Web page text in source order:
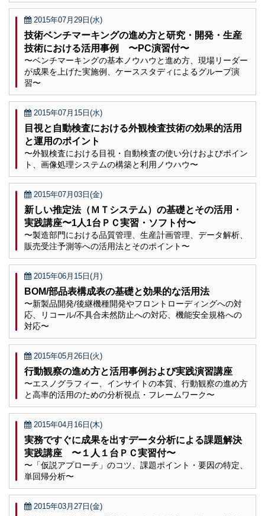
2015年07月29日(水)
技術ベンチマーキングの進め方と研究・開発・生産
技術における活用事例 〜PC演習付〜
〜ベンチマーキングの基本ノウハウと進め方、現場リーダー
が成果を上げた実施例、ケーススタディによるグループ演
習〜
2015年07月15日(水)
目視と自動検査における外観検査技術の効果的活用
と運用のポイント
〜外観検査における目視・自動検査の使い分けおよびポイン
ト、画像処理システムの構築と利用ノウハウ〜
2015年07月03日(金)
新しい推定法（ＭＴシステム）の基礎とその活用・
実践講座〜1人1台ＰＣ実習・ソフト付〜
〜製造部門における品質管理、生産計画管理、データ解析、
販売受注予測等への活用法とそのポイント〜
2015年06月15日(月)
BOM/部品表構成表の基礎と効果的な活用法
〜新製品開発/後継機種開発やフロントローディングへの対
応、リコール/不具合未然防止への対応、機能安全規格への
対応〜
2015年05月26日(火)
行動観察の進め方と活用事例および実践演習講座
〜エスノグラフィー、インサイトの本質、行動観察の進め方
と高率的活用のための分析視点・フレームワーク〜
2015年04月16日(木)
実務ですぐに成果を出すデータ分析による課題解決
実践講座 〜１人１台ＰＣ実習付〜
〜「仮説アプローチ」のコツ、課題ポイント・要因の特定、
単回帰分析〜
2015年03月27日(金)